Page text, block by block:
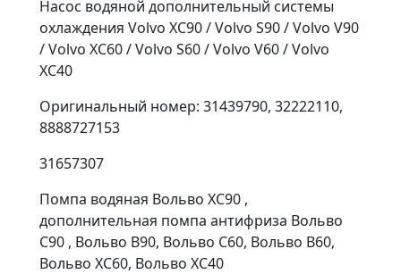
Насос водяной дополнительный системы
охлаждения Volvo XC90 / Volvo S90 / Volvo V90
/ Volvo XC60 / Volvo S60 / Volvo V60 / Volvo
XC40
Оригинальный номер: 31439790, 32222110,
8888727153
31657307
Помпа водяная Вольво ХС90 ,
дополнительная помпа антифриза Вольво
С90 , Вольво В90, Вольво С60, Вольво В60,
Вольво ХС60, Вольво ХС40